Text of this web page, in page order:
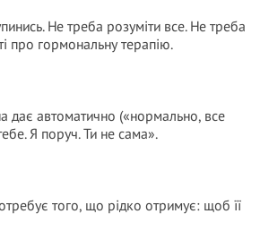
Не треба розуміти все. Не треба
про гормональну терапію.
дає автоматично («нормально, все
Я поруч. Ти не сама».
того, що рідко отримує: щоб її